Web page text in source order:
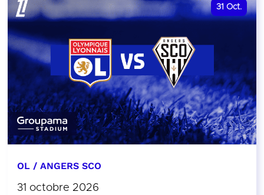
31 Oct.
OL / ANGERS SCO
31 octobre 2026